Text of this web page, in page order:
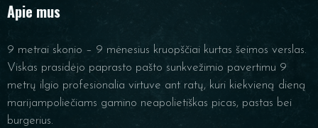
Apie mus
9 metrai skonio – 9 mėnesius kruopščiai kurtas šeimos verslas.
Viskas prasidėjo paprasto pašto sunkvežimio pavertimu 9
metrų ilgio profesionalia virtuve ant ratų, kuri kiekvieną dieną
marijampoliečiams gamino neapolietiškas picas, pastas bei
burgerius.